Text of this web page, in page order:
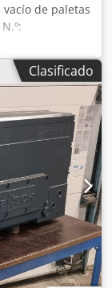
vacío de paletas
nominal de
Potencia
60 Hz
Hz 1800
Le
de
Agqjk
clientes
de
tienda y
de
son
para
producirse
Clasificado